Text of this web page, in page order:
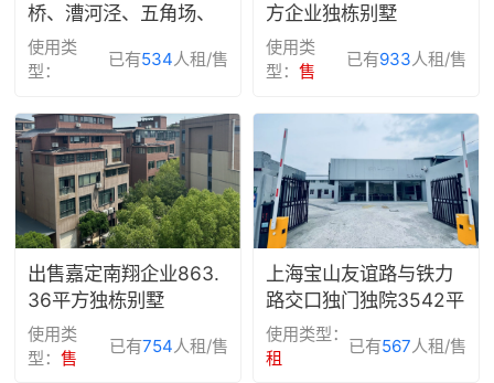
桥、漕河泾、五角场、
大柏树、真如集体更新
使用类
型：
已有534人租/售
方企业独栋别墅
使用类
型： 售
已有933人租/售
出售嘉定南翔企业863.
36平方独栋别墅
使用类
型：售
已有754 人租/售
上海宝山友谊路与铁力
路交口独门独院3542平
方米厂房办公招商出租
使用类型：
租
已有567 人租/售